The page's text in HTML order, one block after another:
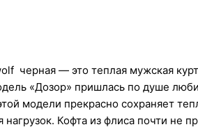
черная — это теплая мужская
«Дозор» пришлась по душе
модели прекрасно сохраняет
нагрузок. Кофта из флиса почти не